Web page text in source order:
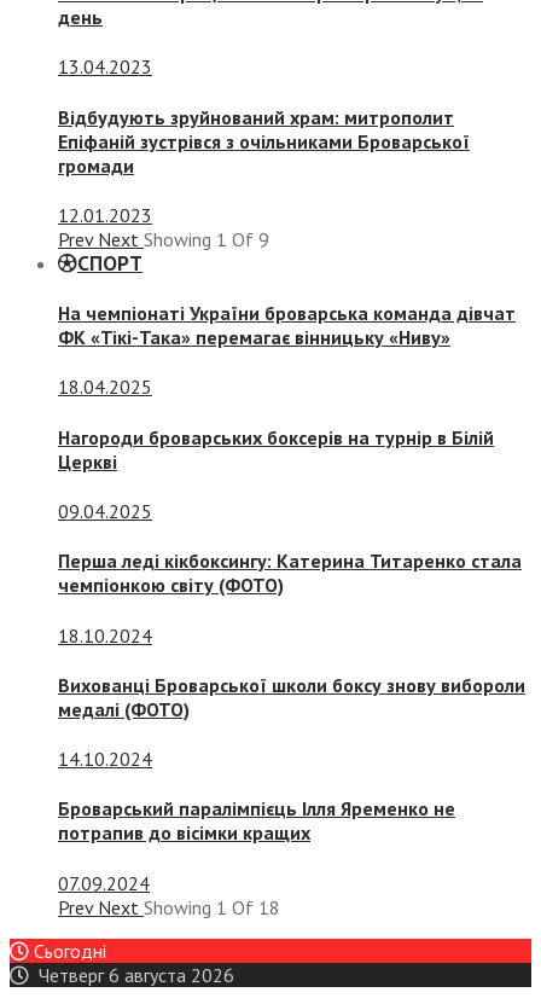
день
13.04.2023
Відбудують зруйнований храм: митрополит
Епіфаній зустрівся з очільниками Броварської
громади
12.01.2023
Prev Next Showing 1 Of 9
СПОРТ
На чемпіонаті України броварська команда дівчат
ФК «Тікі-Така» перемагає вінницьку «Ниву»
18.04.2025
Нагороди броварських боксерів на турнір в Білій
Церкві
09.04.2025
Перша леді кікбоксингу: Катерина Титаренко стала
чемпіонкою світу (ФОТО)
18.10.2024
Вихованці Броварської школи боксу знову вибороли
медалі (ФОТО)
14.10.2024
Броварський паралімпієць Ілля Яременко не
потрапив до вісімки кращих
07.09.2024
Prev Next Showing 1 Of 18
Сьогодні
Четверг 6 августа 2026